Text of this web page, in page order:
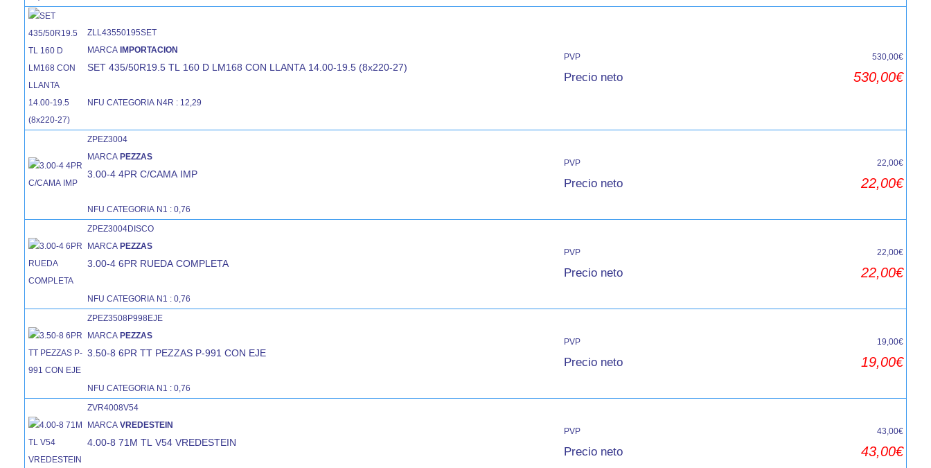
ZLL43550195SET
MARCA IMPORTACION
SET 435/50R19.5 TL 160 D LM168 CON LLANTA 14.00-19.5 (8x220-27)
NFU CATEGORIA N4R : 12,29
PVP 530,00€
Precio neto 530,00€
ZPEZ3004
MARCA PEZZAS
3.00-4 4PR C/CAMA IMP
NFU CATEGORIA N1 : 0,76
PVP 22,00€
Precio neto 22,00€
ZPEZ3004DISCO
MARCA PEZZAS
3.00-4 6PR RUEDA COMPLETA
NFU CATEGORIA N1 : 0,76
PVP 22,00€
Precio neto 22,00€
ZPEZ3508P998EJE
MARCA PEZZAS
3.50-8 6PR TT PEZZAS P-991 CON EJE
NFU CATEGORIA N1 : 0,76
PVP 19,00€
Precio neto 19,00€
ZVR4008V54
MARCA VREDESTEIN
4.00-8 71M TL V54 VREDESTEIN
PVP 43,00€
Precio neto 43,00€